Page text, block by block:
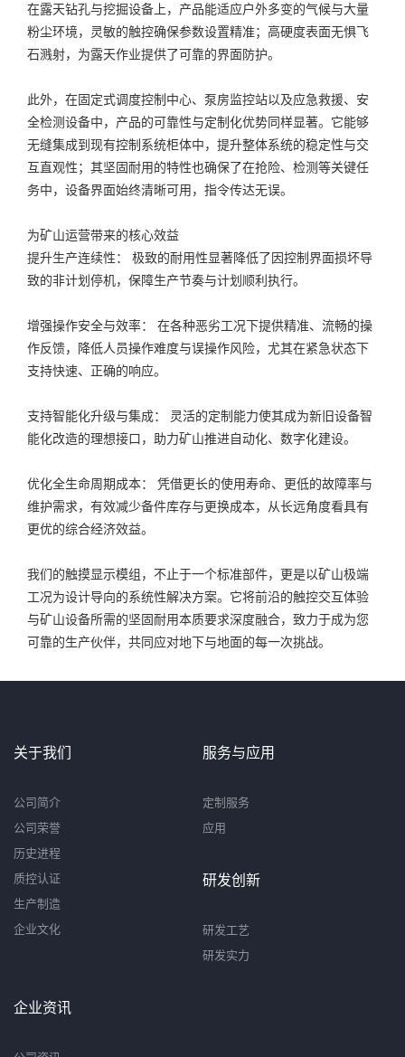
在露天钻孔与挖掘设备上，产品能适应户外多变的气候与大量
粉尘环境，灵敏的触控确保参数设置精准；高硬度表面无惧飞
石溅射，为露天作业提供了可靠的界面防护。
此外，在固定式调度控制中心、泵房监控站以及应急救援、安
全检测设备中，产品的可靠性与定制化优势同样显著。它能够
无缝集成到现有控制系统柜体中，提升整体系统的稳定性与交
互直观性；其坚固耐用的特性也确保了在抢险、检测等关键任
务中，设备界面始终清晰可用，指令传达无误。
为矿山运营带来的核心效益
提升生产连续性： 极致的耐用性显著降低了因控制界面损坏导
致的非计划停机，保障生产节奏与计划顺利执行。
增强操作安全与效率： 在各种恶劣工况下提供精准、流畅的操
作反馈，降低人员操作难度与误操作风险，尤其在紧急状态下
支持快速、正确的响应。
支持智能化升级与集成： 灵活的定制能力使其成为新旧设备智
能化改造的理想接口，助力矿山推进自动化、数字化建设。
优化全生命周期成本： 凭借更长的使用寿命、更低的故障率与
维护需求，有效减少备件库存与更换成本，从长远角度看具有
更优的综合经济效益。
我们的触摸显示模组，不止于一个标准部件，更是以矿山极端
工况为设计导向的系统性解决方案。它将前沿的触控交互体验
与矿山设备所需的坚固耐用本质要求深度融合，致力于成为您
可靠的生产伙伴，共同应对地下与地面的每一次挑战。
关于我们
公司简介
公司荣誉
历史进程
质控认证
生产制造
企业文化
服务与应用
定制服务
应用
研发创新
研发工艺
研发实力
企业资讯